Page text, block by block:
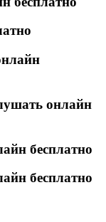
онлайн
бесплатно
бесплатно